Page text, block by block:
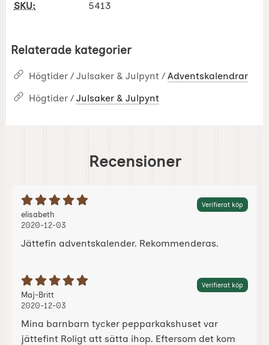
SKU: 5413
Relaterade kategorier
Högtider / Julsaker & Julpynt / Adventskalendrar
Högtider / Julsaker & Julpynt
Recensioner
Betyg: 5 Stjärnor av 5 Verifierat köp
Recension av:
elisabeth
2020-12-03
Jättefin adventskalender. Rekommenderas.
Betyg: 5 Stjärnor av 5 Verifierat köp
Recension av:
Maj-Britt, 2020-12-03
, 2020-12-03
2020-12-03
Mina barnbarn tycker pepparkakshuset var
jättefint Roligt att sätta ihop. Eftersom det kom